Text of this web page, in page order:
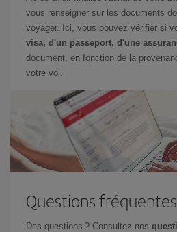
vous renseigner sur les documents
voyager. Ici, vous pouvez vérifier si
visa, d'un passeport, d'une
document, en fonction de la
votre vol.
Questions fréquentes
Des questions ? Consultez nos